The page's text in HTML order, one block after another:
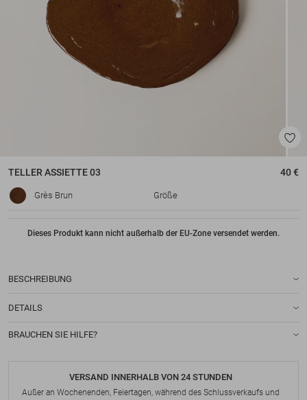
TELLERASSIETTE 03 40 €
Grès Brun Größe
Dieses Produkt kann nicht außerhalb der EU-Zone versendet werden.
BESCHREIBUNG
DETAILS
BRAUCHEN SIE HILFE?
VERSAND INNERHALB VON 24 STUNDEN
Außer an Wochenenden, Feiertagen, während des Schlussverkaufs und